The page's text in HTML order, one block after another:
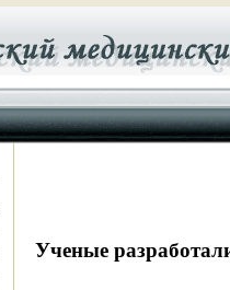
Ученые